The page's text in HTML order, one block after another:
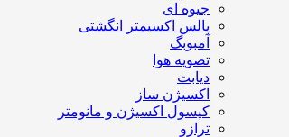
جیوه ای
پالس اکسیمتر انگشتی
آمبوبگ
تصویه هوا
دیابت
اکسیژن ساز
کپسول اکسیژن و مانومتر
ترازو